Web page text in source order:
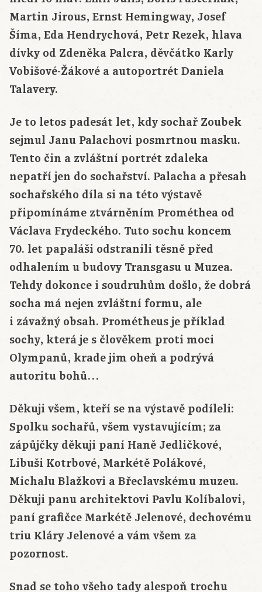
Martin Jirous, Ernst Hemingway, Josef
Šíma, Eda Hendrychová, Petr Rezek, hlava
dívky od Zdeněka Palcra, děvčátko Karly
Vobišové-Žákové a autoportrét Daniela
Talavery.
Je to letos padesát let, kdy sochař Zoubek
sejmul Janu Palachovi posmrtnou masku.
Tento čin a zvláštní portrét zdaleka
nepatří jen do sochařství. Palacha a přesah
sochařského díla si na této výstavě
připomínáme ztvárněním Prométhea od
Václava Frydeckého. Tuto sochu koncem
70. let papaláši odstranili těsně před
odhalením u budovy Transgasu u Muzea.
Tehdy dokonce i soudruhům došlo, že dobrá
socha má nejen zvláštní formu, ale
i závažný obsah. Prométheus je příklad
sochy, která je s člověkem proti moci
Olympanů, krade jim oheň a podrývá
autoritu bohů…
Děkuji všem, kteří se na výstavě podíleli:
Spolku sochařů, všem vystavujícím; za
zápůjčky děkuji paní Haně Jedličkové,
Libuši Kotrbové, Markétě Polákové,
Michalu Blažkovi a Břeclavskému muzeu.
Děkuji panu architektovi Pavlu Kolíbalovi,
paní grafičce Markétě Jelenové, dechovému
triu Kláry Jelenové a vám všem za
pozornost.
Snad se toho všeho tady alespoň trochu